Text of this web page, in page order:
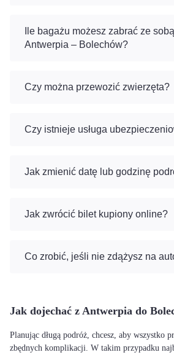
Ile bagażu możesz zabrać ze
Antwerpia – Bolechów?
Czy można przewozić zwierzęta?
Czy istnieje usługa
Jak zmienić datę lub godzinę
Jak zwrócić bilet kupiony online?
Co zrobić, jeśli nie zdążysz na
Jak dojechać z Antwerpia do
Planując długą podróż, chcesz, aby wszystko
zbędnych komplikacji. W takim przypadku